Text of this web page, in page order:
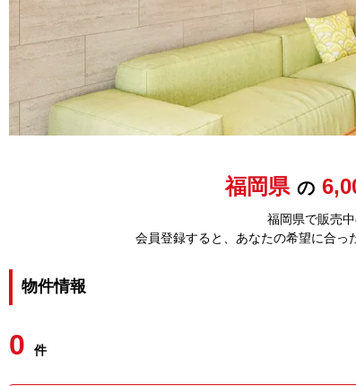
福岡県 の
福岡県で販売
会員登録すると、あなたの希望に合っ
物件情報
0 件